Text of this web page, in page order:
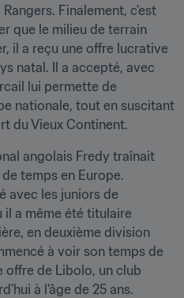
Finalement, c'est
que le milieu de terrain
il a reçu une offre lucrative
natal. Il a accepté, avec
lui permette de
nationale, tout en suscitant
du Vieux Continent.
angolais Fredy traînait
temps en Europe.
avec les juniors de
il a même été titulaire
en deuxième division
à voir son temps de
offre de Libolo, un club
à l'âge de 25 ans.